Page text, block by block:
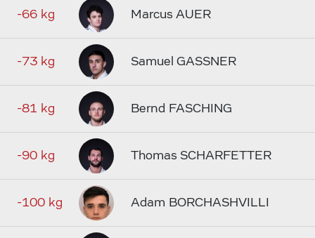
-66 kg Marcus AUER
-73 kg Samuel GASSNER
-81 kg Bernd FASCHING
-90 kg Thomas SCHARFETTER
-100 kg Adam BORCHASHVILLI